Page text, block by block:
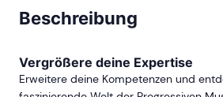
Beschreibung
Vergrößere deine Expertise
Erweitere deine Kompetenzen und